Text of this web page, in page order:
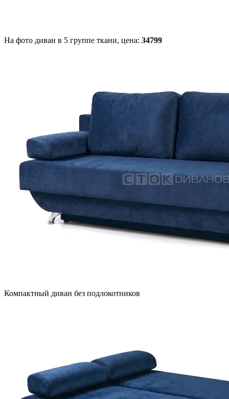
На фото диван в 5 группе ткани, цена: 34799
Компактный диван без подлокотников